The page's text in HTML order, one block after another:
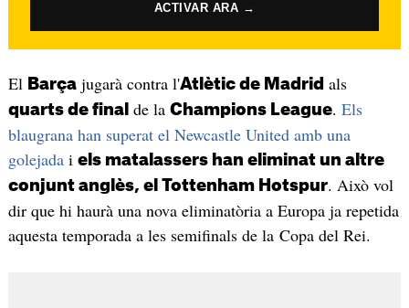
ACTIVAR ARA →
El Barçajugarà contra l'Atlètic de Madrid als
quarts de final de la Champions League. Els
blaugrana han superat el Newcastle United amb una
golejadai els matalassers han eliminat un altre
conjunt anglès, el Tottenham Hotspur. Això vol
dir que hi haurà una nova eliminatòria a Europa ja repetida
aquesta temporada a les semifinals de la Copa del Rei.